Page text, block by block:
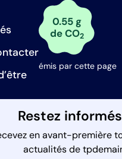
0.55 g
de CO2
émis par cette page
Restez
en avant-première
actualités de